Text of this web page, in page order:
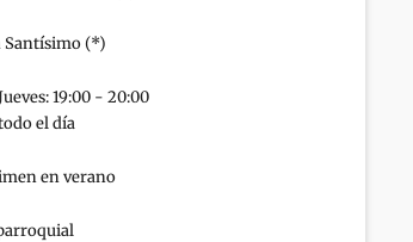
Santísimo (*)
19:00 - 20:00
el día
en verano